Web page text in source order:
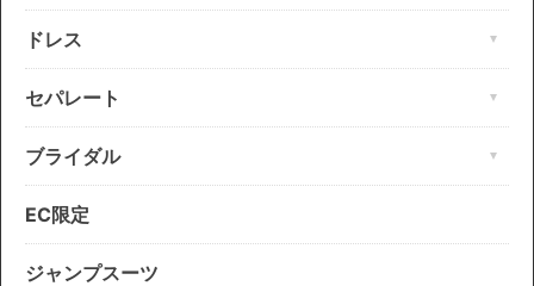
ドレス
セパレート
ブライダル
EC限定
ジャンプスーツ